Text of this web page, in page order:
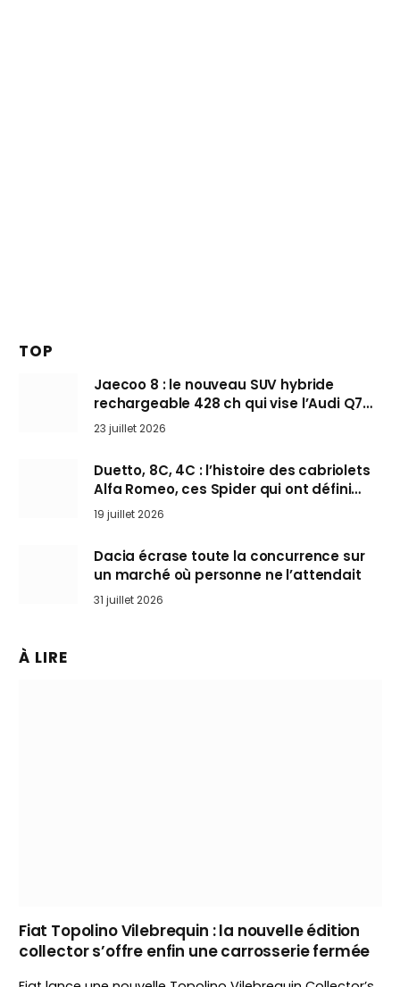
TOP
Jaecoo 8 : le nouveau SUV hybride
rechargeable 428 ch qui vise l’Audi Q7
arrive en Europe cet automne
23 juillet 2026
Duetto, 8C, 4C : l’histoire des cabriolets
Alfa Romeo, ces Spider qui ont défini
l’art de rouler cheveux au vent
19 juillet 2026
Dacia écrase toute la concurrence sur
un marché où personne ne l’attendait
31 juillet 2026
À LIRE
Fiat Topolino Vilebrequin : la nouvelle édition
collector s’offre enfin une carrosserie fermée